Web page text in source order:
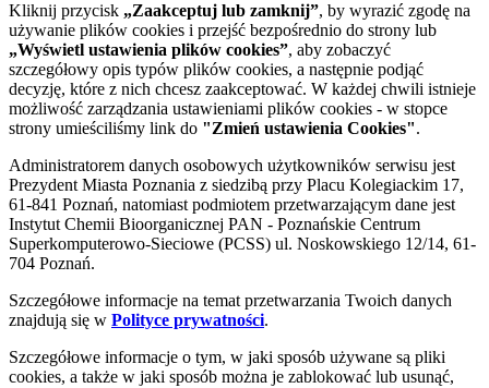
Kliknij przycisk „Zaakceptuj lub zamknij”, by wyrazić zgodę na
używanie plików cookies i przejść bezpośrednio do strony lub
„Wyświetl ustawienia plików cookies”, aby zobaczyć
szczegółowy opis typów plików cookies, a następnie podjąć
decyzję, które z nich chcesz zaakceptować. W każdej chwili istnieje
możliwość zarządzania ustawieniami plików cookies - w stopce
strony umieściliśmy link do "Zmień ustawienia Cookies".
Administratorem danych osobowych użytkowników serwisu jest
Prezydent Miasta Poznania z siedzibą przy Placu Kolegiackim 17,
61-841 Poznań, natomiast podmiotem przetwarzającym dane jest
Instytut Chemii Bioorganicznej PAN - Poznańskie Centrum
Superkomputerowo-Sieciowe (PCSS) ul. Noskowskiego 12/14, 61-
704 Poznań.
Szczegółowe informacje na temat przetwarzania Twoich danych
znajdują się w Polityce prywatności.
Szczegółowe informacje o tym, w jaki sposób używane są pliki
cookies, a także w jaki sposób można je zablokować lub usunąć,